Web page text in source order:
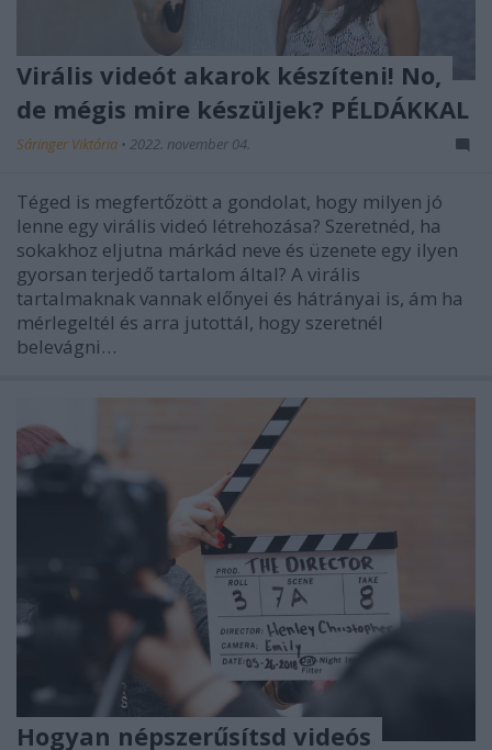
Virális videót akarok készíteni! No,
de mégis mire készüljek? PÉLDÁKKAL
Sáringer Viktória • 2022. november 04.
Téged is megfertőzött a gondolat, hogy milyen jó
lenne egy virális videó létrehozása? Szeretnéd, ha
sokakhoz eljutna márkád neve és üzenete egy ilyen
gyorsan terjedő tartalom által? A virális
tartalmaknak vannak előnyei és hátrányai is, ám ha
mérlegeltél és arra jutottál, hogy szeretnél
belevágni…
Hogyan népszerűsítsd videós